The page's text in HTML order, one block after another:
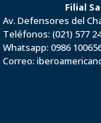
Filial
Av. Defensores del
Teléfonos: (021) 577
Whatsapp: 0986
Correo: